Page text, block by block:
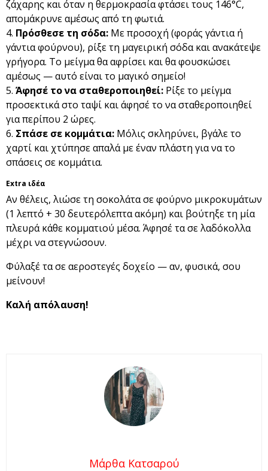
ζάχαρης και όταν η θερμοκρασία φτάσει τους 146°C,
απομάκρυνε αμέσως από τη φωτιά.
Πρόσθεσε τη σόδα: Με προσοχή (φοράς γάντια ή
γάντια φούρνου), ρίξε τη μαγειρική σόδα και ανακάτεψε
γρήγορα. Το μείγμα θα αφρίσει και θα φουσκώσει
αμέσως — αυτό είναι το μαγικό σημείο!
Άφησέ το να σταθεροποιηθεί: Ρίξε το μείγμα
προσεκτικά στο ταψί και άφησέ το να σταθεροποιηθεί
για περίπου 2 ώρες.
Σπάσε σε κομμάτια: Μόλις σκληρύνει, βγάλε το
χαρτί και χτύπησε απαλά με έναν πλάστη για να το
σπάσεις σε κομμάτια.
Extra ιδέα
Αν θέλεις, λιώσε τη σοκολάτα σε φούρνο μικροκυμάτων
(1 λεπτό + 30 δευτερόλεπτα ακόμη) και βούτηξε τη μία
πλευρά κάθε κομματιού μέσα. Άφησέ τα σε λαδόκολλα
μέχρι να στεγνώσουν.
Φύλαξέ τα σε αεροστεγές δοχείο — αν, φυσικά, σου
μείνουν!
Καλή απόλαυση!
Μάρθα Κατσαρού